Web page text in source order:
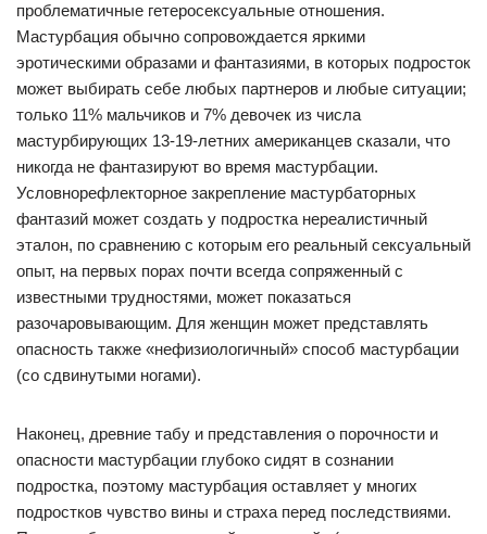
проблематичные гетеросексуальные отношения.
Мастурбация обычно сопровождается яркими
эротическими образами и фантазиями, в которых подросток
может выбирать себе любых партнеров и любые ситуации;
только 11% мальчиков и 7% девочек из числа
мастурбирующих 13-19-летних американцев сказали, что
никогда не фантазируют во время мастурбации.
Условнорефлекторное закрепление мастурбаторных
фантазий может создать у подростка нереалистичный
эталон, по сравнению с которым его реальный сексуальный
опыт, на первых порах почти всегда сопряженный с
известными трудностями, может показаться
разочаровывающим. Для женщин может представлять
опасность также «нефизиологичный» способ мастурбации
(со сдвинутыми ногами).
Наконец, древние табу и представления о порочности и
опасности мастурбации глубоко сидят в сознании
подростка, поэтому мастурбация оставляет у многих
подростков чувство вины и страха перед последствиями.